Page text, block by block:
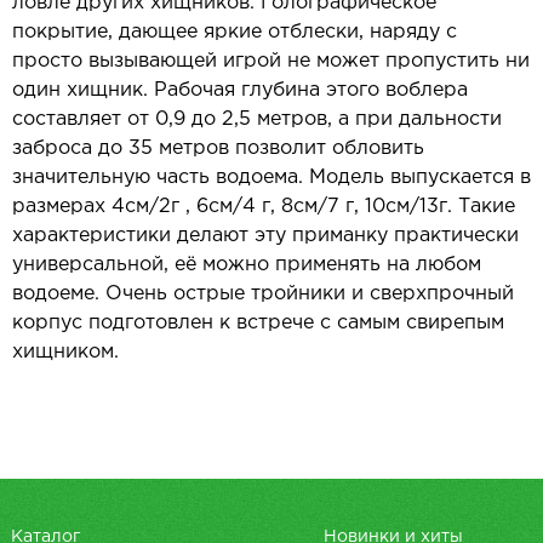
покрытие, дающее яркие отблески, наряду с
просто вызывающей игрой не может пропустить ни
один хищник. Рабочая глубина этого воблера
составляет от 0,9 до 2,5 метров, а при дальности
заброса до 35 метров позволит обловить
значительную часть водоема. Модель выпускается в
размерах 4см/2г , 6см/4 г, 8см/7 г, 10см/13г. Такие
характеристики делают эту приманку практически
универсальной, её можно применять на любом
водоеме. Очень острые тройники и сверхпрочный
корпус подготовлен к встрече с самым свирепым
хищником.
Каталог Новинки и хиты